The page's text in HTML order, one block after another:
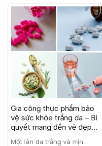
Gia công thực phẩm bảo
vệ sức khỏe trắng da – Bí
quyết mang đến vẻ đẹp
chuẩn Á Đông
Một làn da trắng và mịn